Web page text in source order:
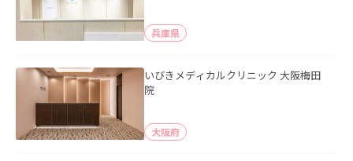
兵庫県
いびきメディカルクリニック 大阪梅田
院
大阪府